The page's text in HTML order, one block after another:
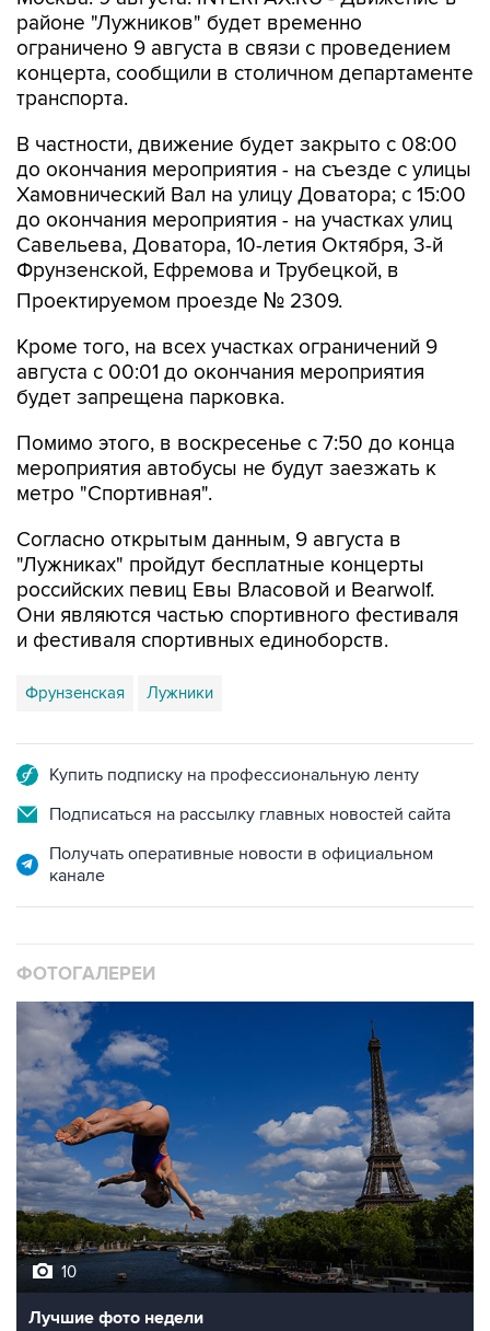
районе "Лужников" будет временно
ограничено 9 августа в связи с проведением
концерта, сообщили в столичном департаменте
транспорта.
В частности, движение будет закрыто с 08:00
до окончания мероприятия - на съезде с улицы
Хамовнический Вал на улицу Доватора; с 15:00
до окончания мероприятия - на участках улиц
Савельева, Доватора, 10-летия Октября, 3-й
Фрунзенской, Ефремова и Трубецкой, в
Проектируемом проезде № 2309.
Кроме того, на всех участках ограничений 9
августа с 00:01 до окончания мероприятия
будет запрещена парковка.
Помимо этого, в воскресенье с 7:50 до конца
мероприятия автобусы не будут заезжать к
метро "Спортивная".
Согласно открытым данным, 9 августа в
"Лужниках" пройдут бесплатные концерты
российских певиц Евы Власовой и Bearwolf.
Они являются частью спортивного фестиваля
и фестиваля спортивных единоборств.
Фрунзенская Лужники
Купить подписку на профессиональную ленту
Подписаться на рассылку главных новостей сайта
Получать оперативные новости в официальном
канале
ФОТОГАЛЕРЕИ
10
Лучшие фото недели